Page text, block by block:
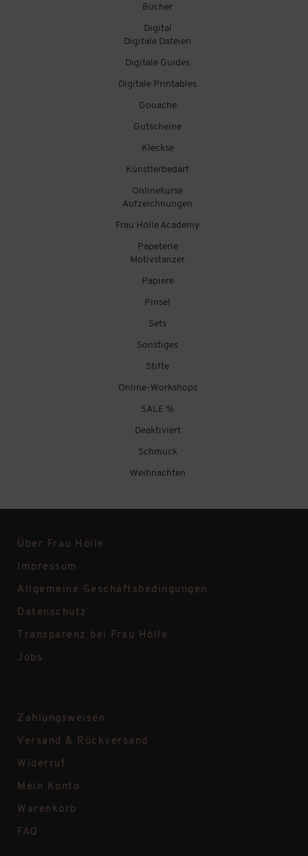
Bücher
Digital
Digitale Dateien
Digitale Guides
Digitale Printables
Gouache
Gutscheine
Kleckse
Künstlerbedarf
Onlinekurse
Aufzeichnungen
Frau Hölle Academy
Papeterie
Motivstanzer
Papiere
Pinsel
Sets
Sonstiges
Stifte
Online-Workshops
SALE %
Deaktiviert
Schmuck
Weihnachten
Über Frau Hölle
Impressum
Allgemeine Geschäftsbedingungen
Datenschutz
Transparenz bei Frau Hölle
Jobs
Zahlungsweisen
Versand & Rückversand
Widerruf
Mein Konto
Warenkorb
FAQ